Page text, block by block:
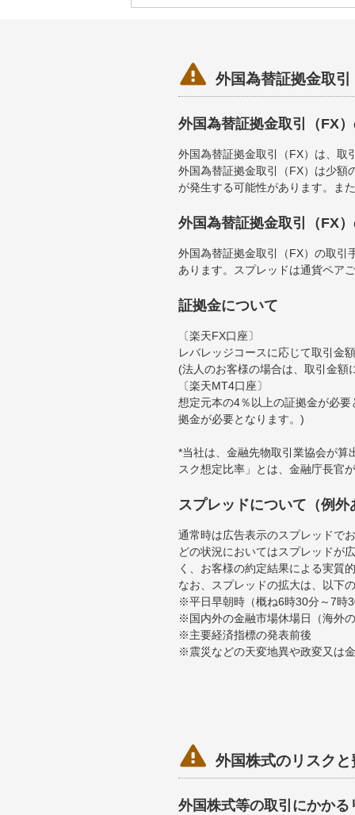
 外国為替証拠金取
外国為替証拠金取引（FX
外国為替証拠金取引（FX）は、取
外国為替証拠金取引（FX）は少額
が発生する可能性があります。ま
外国為替証拠金取引（FX
外国為替証拠金取引（FX）の取引
あります。スプレッドは通貨ペア
証拠金について
〔楽天FX口座〕
レバレッジコースに応じて取引金
(法人のお客様の場合は、取引金
〔楽天MT4口座〕
想定元本の4％以上の証拠金が必
拠金が必要となります。)
*当社は、金融先物取引業協会が算
スク想定比率」とは、金融庁長官
スプレッドについて（例外
通常時は広告表示のスプレッドで
どの状況においてはスプレッドが
く、お客様の約定結果による実質
なお、スプレッドの拡大は、以下
※平日早朝時（概ね6時30分～7時
※国内外の金融市場休場日（海外
※主要経済指標の発表前後
※震災などの天変地異や政変又は
 外国株式のリスク
外国株式等の取引にかかる